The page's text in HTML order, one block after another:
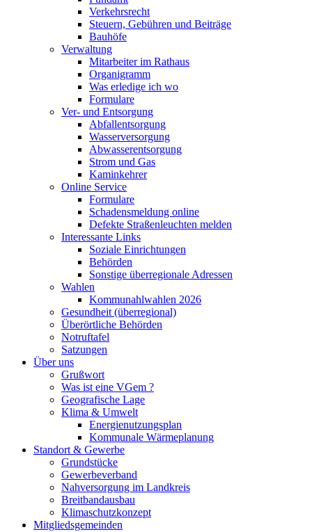
Verkehrsrecht
Steuern, Gebühren und Beiträge
Bauhöfe
Verwaltung
Mitarbeiter im Rathaus
Organigramm
Was erledige ich wo
Formulare
Ver- und Entsorgung
Abfallentsorgung
Wasserversorgung
Abwasserentsorgung
Strom und Gas
Kaminkehrer
Online Service
Formulare
Schadensmeldung online
Defekte Straßenleuchten melden
Interessante Links
Soziale Einrichtungen
Behörden
Sonstige überregionale Adressen
Wahlen
Kommunahlwahlen 2026
Gesundheit (überregional)
Überörtliche Behörden
Notruftafel
Satzungen
Über uns
Grußwort
Was ist eine VGem ?
Geografische Lage
Klima & Umwelt
Energienutzungsplan
Kommunale Wärmeplanung
Standort & Gewerbe
Grundstücke
Gewerbeverband
Nahversorgung im Landkreis
Breitbandausbau
Klimaschutzkonzept
Mitgliedsgemeinden